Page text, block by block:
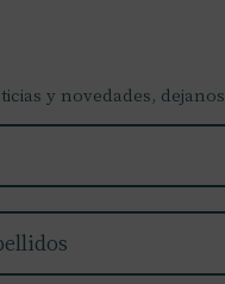
y novedades,